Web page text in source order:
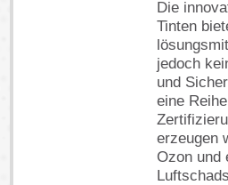
Die
Tinten
jedoch
und
eine
erzeugen
Ozon und